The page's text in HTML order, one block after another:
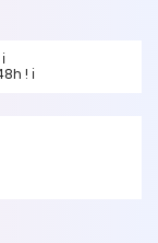
ℹ
! ℹ